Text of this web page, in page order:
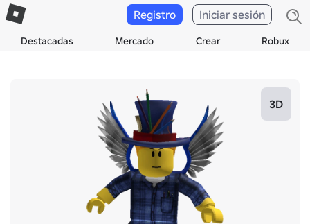
Destacadas Mercado Crear Robux
Registro Iniciar sesión
3D